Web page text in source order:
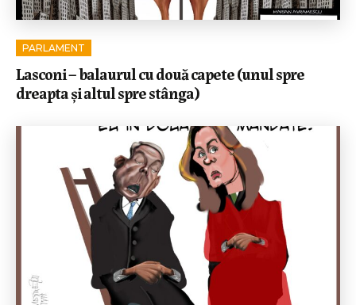
PARLAMENT
Lasconi – balaurul cu două capete (unul spre
dreapta și altul spre stânga)